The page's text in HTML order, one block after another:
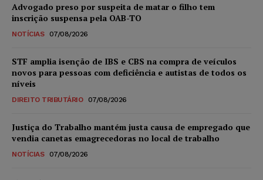
Advogado preso por suspeita de matar o filho tem
inscrição suspensa pela OAB-TO
NOTÍCIAS 07/08/2026
STF amplia isenção de IBS e CBS na compra de veículos
novos para pessoas com deficiência e autistas de todos os
níveis
DIREITO TRIBUTÁRIO 07/08/2026
Justiça do Trabalho mantém justa causa de empregado que
vendia canetas emagrecedoras no local de trabalho
NOTÍCIAS 07/08/2026